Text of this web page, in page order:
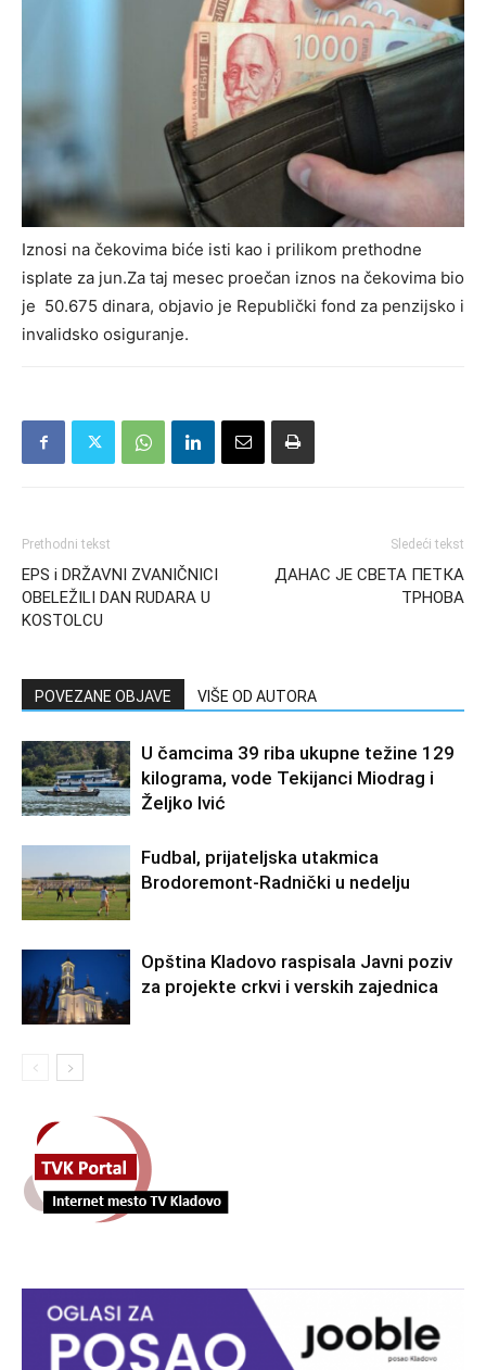
Iznosi na čekovima biće isti kao i prilikom prethodne
isplate za jun.Za taj mesec proečan iznos na čekovima bio
je 50.675 dinara, objavio je Republički fond za penzijsko i
invalidsko osiguranje.
Prethodni tekst
EPS i DRŽAVNI ZVANIČNICI
OBELEŽILI DAN RUDARA U
KOSTOLCU
Sledeći tekst
ДАНАС ЈЕ СВЕТА ПЕТКА
ТРНОВА
POVEZANE OBJAVE VIŠE OD AUTORA
U čamcima 39 riba ukupne težine 129
kilograma, vode Tekijanci Miodrag i
Željko Ivić
Fudbal, prijateljska utakmica
Brodoremont-Radnički u nedelju
Opština Kladovo raspisala Javni poziv
za projekte crkvi i verskih zajednica